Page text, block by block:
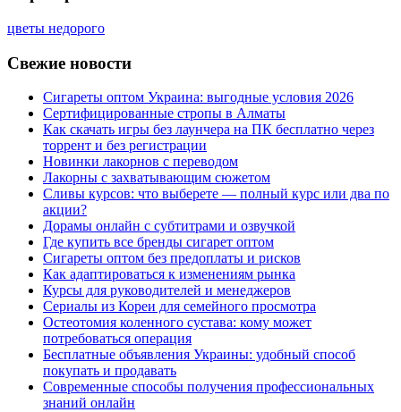
цветы недорого
Свежие новости
Сигареты оптом Украина: выгодные условия 2026
Сертифицированные стропы в Алматы
Как скачать игры без лаунчера на ПК бесплатно через
торрент и без регистрации
Новинки лакорнов с переводом
Лакорны с захватывающим сюжетом
Сливы курсов: что выберете — полный курс или два по
акции?
Дорамы онлайн с субтитрами и озвучкой
Где купить все бренды сигарет оптом
Сигареты оптом без предоплаты и рисков
Как адаптироваться к изменениям рынка
Курсы для руководителей и менеджеров
Сериалы из Кореи для семейного просмотра
Остеотомия коленного сустава: кому может
потребоваться операция
Бесплатные объявления Украины: удобный способ
покупать и продавать
Современные способы получения профессиональных
знаний онлайн